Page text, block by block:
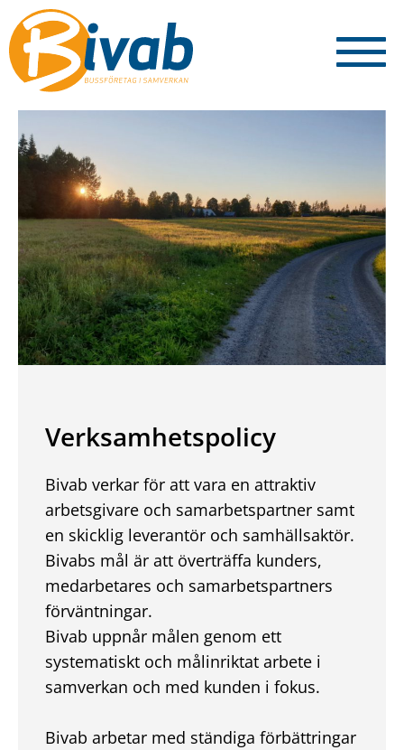
Verksamhetspolicy
Bivab verkar för att vara en attraktiv
arbetsgivare och samarbetspartner samt
en skicklig leverantör och samhällsaktör.
Bivabs mål är att överträffa kunders,
medarbetares och samarbetspartners
förväntningar.
Bivab uppnår målen genom ett
systematiskt och målinriktat arbete i
samverkan och med kunden i fokus.
Bivab arbetar med ständiga förbättringar